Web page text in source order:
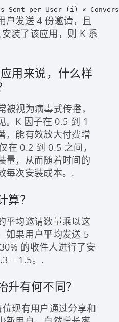
Sent per User (i) ×
户发送 4 份邀请，且
装了该应用，则 K 系
用来说，什么样
被视为病毒式传播，
。K 因子在 0.5 到 1
，能有效放大付费增
在 0.2 到 0.5 之间，
量，从而随着时间的
每次安装成本。.
算？
平均邀请数量乘以这
如果用户平均发送 5
的收件人进行了安
= 1.5。.
升有何不同？
现有用户通过分享和